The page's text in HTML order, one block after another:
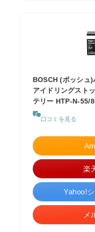
BOSCH (ボッシュ
アイドリングスト
テリー HTP-N-55/
口コミを見る
楽
Yahoo!
メ